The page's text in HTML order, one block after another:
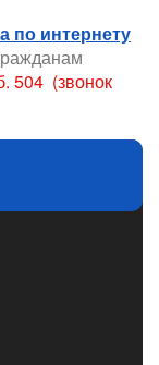
по интернету
504 (звонок